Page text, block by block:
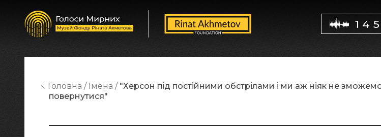
Головна Імена
"Херсон під постійними обстрілами і ми аж ніяк не
повернутися"